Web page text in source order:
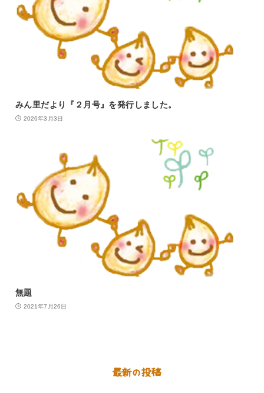
みん里だより『２月号』を発行しました。
2026年3月3日
無題
2021年7月26日
最新の投稿